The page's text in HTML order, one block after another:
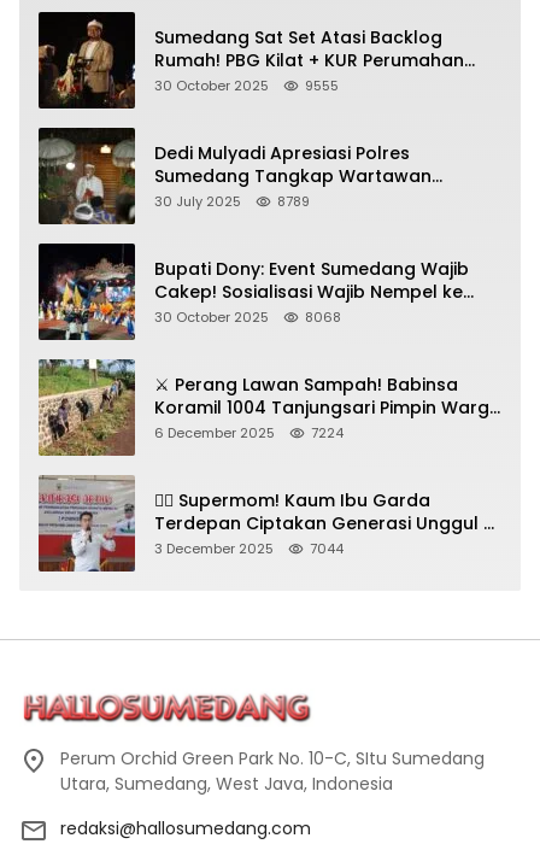
Sumedang Sat Set Atasi Backlog
Rumah! PBG Kilat + KUR Perumahan
Jadi Kunci!
30 October 2025 9555
Dedi Mulyadi Apresiasi Polres
Sumedang Tangkap Wartawan
Gadungan Pemeras Kades
30 July 2025 8789
Bupati Dony: Event Sumedang Wajib
Cakep! Sosialisasi Wajib Nempel ke
Seni Budaya!
30 October 2025 8068
⚔️ Perang Lawan Sampah! Babinsa
Koramil 1004 Tanjungsari Pimpin Warga
Bersihkan Gorong-Gorong & Plastik
6 December 2025 7224
🦸‍♀️ Supermom! Kaum Ibu Garda
Terdepan Ciptakan Generasi Unggul di
Sumedang
3 December 2025 7044
Perum Orchid Green Park No. 10-C, SItu Sumedang
Utara, Sumedang, West Java, Indonesia
redaksi@hallosumedang.com